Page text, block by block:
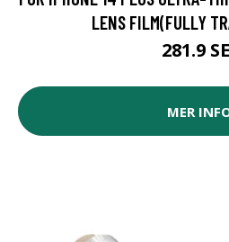
LENS FILM(FULLY
281.9
MER